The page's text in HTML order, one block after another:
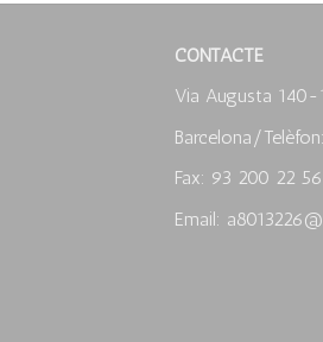
CONTACTE
Via Augusta 140-
Barcelona/
Fax: 93 200 22 56
Email: